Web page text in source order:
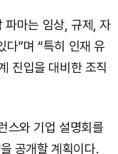
파마는 임상, 규제, 자
다”며 “특히 인재 유
진입을 대비한 조직
스와 기업 설명회를
공개할 계획이다.